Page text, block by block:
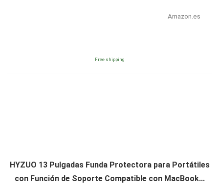
Amazon.es
Free shipping
HYZUO 13 Pulgadas Funda Protectora para Portátiles
con Función de Soporte Compatible con MacBook...